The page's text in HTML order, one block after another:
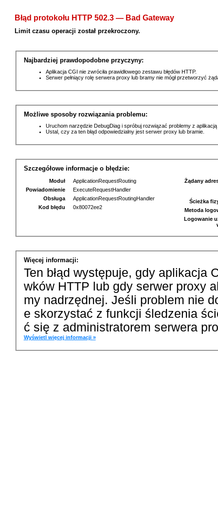
Błąd protokołu HTTP 502.3 — Bad Gateway
Limit czasu operacji został przekroczony.
Najbardziej prawdopodobne przyczyny:
Aplikacja CGI nie zwróciła prawidłowego zestawu błędów HTTP.
Serwer pełniący rolę serwera proxy lub bramy nie mógł przetworzyć
Możliwe sposoby rozwiązania problemu:
Uruchom narzędzie DebugDiag i spróbuj rozwiązać problemy z
Ustal, czy za ten błąd odpowiedzialny jest serwer proxy lub bramie.
Szczegółowe informacje o błędzie:
Moduł
ApplicationRequestRouting
Powiadomienie
ExecuteRequestHandler
Obsługa
ApplicationRequestRoutingHandler
Kod błędu
0x80072ee2
Żądany
Ścieżka
Metoda
Logowanie
Więcej informacji:
Ten błąd występuje, gdy aplikacja
wków HTTP lub gdy serwer proxy
my nadrzędnej. Jeśli problem nie
e skorzystać z funkcji śledzenia
ć się z administratorem serwera
Wyświetl więcej informacji »